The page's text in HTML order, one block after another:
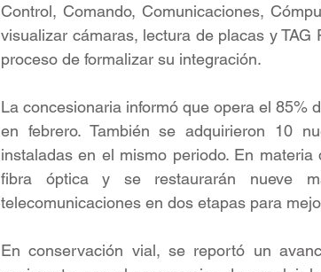
Control, Comando, Comunicaciones,
visualizar cámaras, lectura de placas y
proceso de formalizar su integración.
La concesionaria informó que opera el 85%
en febrero. También se adquirieron 10
instaladas en el mismo periodo. En
fibra óptica y se restaurarán nueve
telecomunicaciones en dos etapas para
En conservación vial, se reportó un